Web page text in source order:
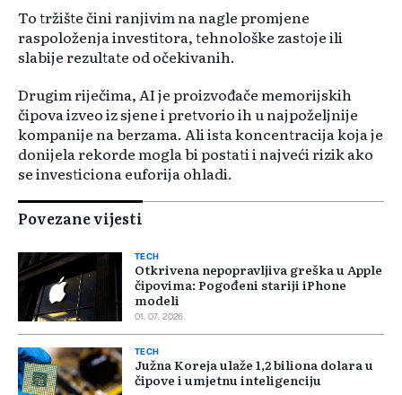
To tržište čini ranjivim na nagle promjene
raspoloženja investitora, tehnološke zastoje ili
slabije rezultate od očekivanih.
Drugim riječima, AI je proizvođače memorijskih
čipova izveo iz sjene i pretvorio ih u najpoželjnije
kompanije na berzama. Ali ista koncentracija koja je
donijela rekorde mogla bi postati i najveći rizik ako
se investiciona euforija ohladi.
Povezane vijesti
TECH
Otkrivena nepopravljiva greška u Apple
čipovima: Pogođeni stariji iPhone
modeli
01. 07. 2026.
TECH
Južna Koreja ulaže 1,2 biliona dolara u
čipove i umjetnu inteligenciju